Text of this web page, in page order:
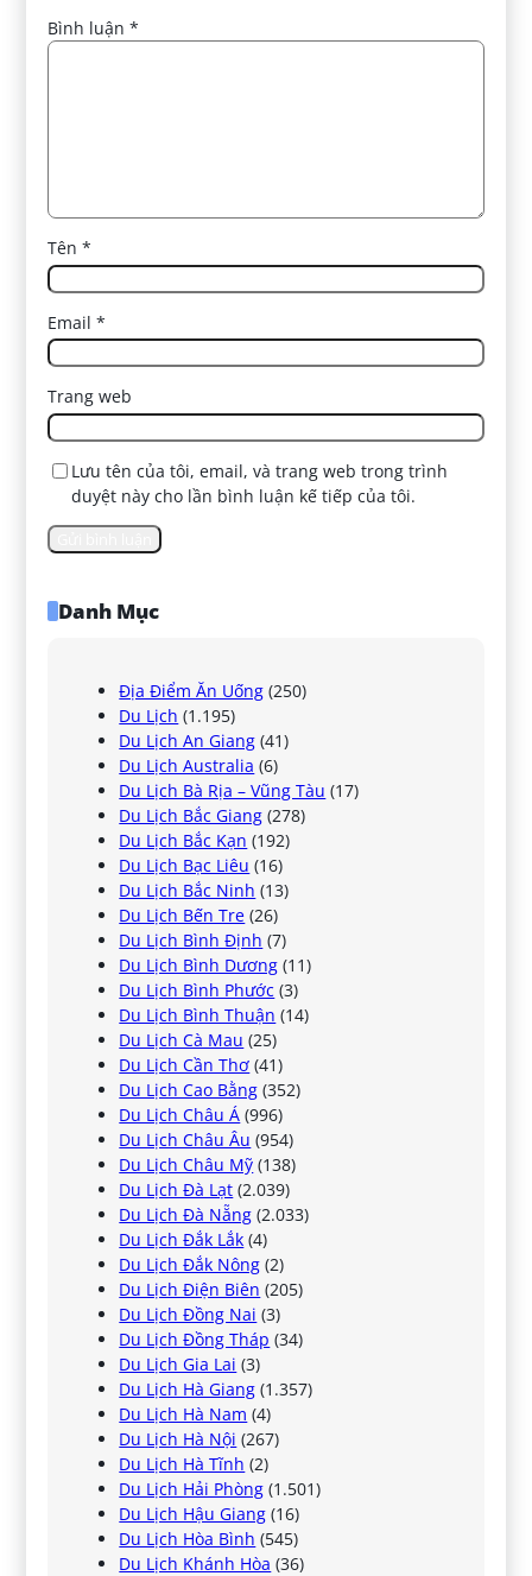
Bình luận*
Tên*
Email*
Trang web
Lưu tên của tôi, email, và trang web trong trình
duyệt này cho lần bình luận kế tiếp của tôi.
Danh Mục
Địa Điểm Ăn Uống (250)
Du Lịch (1.195)
Du Lịch An Giang (41)
Du Lịch Australia (6)
Du Lịch Bà Rịa – Vũng Tàu (17)
Du Lịch Bắc Giang (278)
Du Lịch Bắc Kạn (192)
Du Lịch Bạc Liêu (16)
Du Lịch Bắc Ninh (13)
Du Lịch Bến Tre (26)
Du Lịch Bình Định (7)
Du Lịch Bình Dương (11)
Du Lịch Bình Phước (3)
Du Lịch Bình Thuận (14)
Du Lịch Cà Mau (25)
Du Lịch Cần Thơ (41)
Du Lịch Cao Bằng (352)
Du Lịch Châu Á (996)
Du Lịch Châu Âu (954)
Du Lịch Châu Mỹ (138)
Du Lịch Đà Lạt (2.039)
Du Lịch Đà Nẵng (2.033)
Du Lịch Đắk Lắk (4)
Du Lịch Đắk Nông (2)
Du Lịch Điện Biên (205)
Du Lịch Đồng Nai (3)
Du Lịch Đồng Tháp (34)
Du Lịch Gia Lai (3)
Du Lịch Hà Giang (1.357)
Du Lịch Hà Nam (4)
Du Lịch Hà Nội (267)
Du Lịch Hà Tĩnh (2)
Du Lịch Hải Phòng (1.501)
Du Lịch Hậu Giang (16)
Du Lịch Hòa Bình (545)
Du Lịch Khánh Hòa (36)